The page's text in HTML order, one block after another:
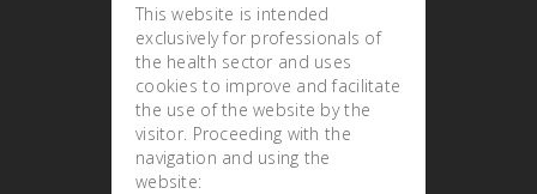
This website is intended
exclusively for professionals of
the health sector and uses
cookies to improve and facilitate
the use of the website by the
visitor. Proceeding with the
navigation and using the
website: